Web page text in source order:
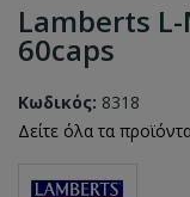
Lamberts
60caps
Κωδικός: 8318
Δείτε όλα τα